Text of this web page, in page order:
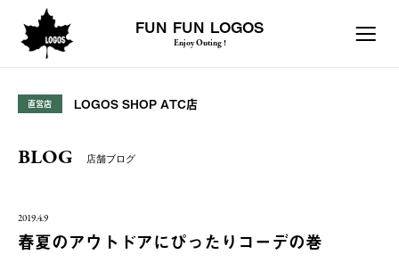
FUN FUN LOGOS
Enjoy Outing !
直営店 LOGOS SHOP ATC店
BLOG 店舗ブログ
2019.4.9
春夏のアウトドアにぴったりコーデの巻